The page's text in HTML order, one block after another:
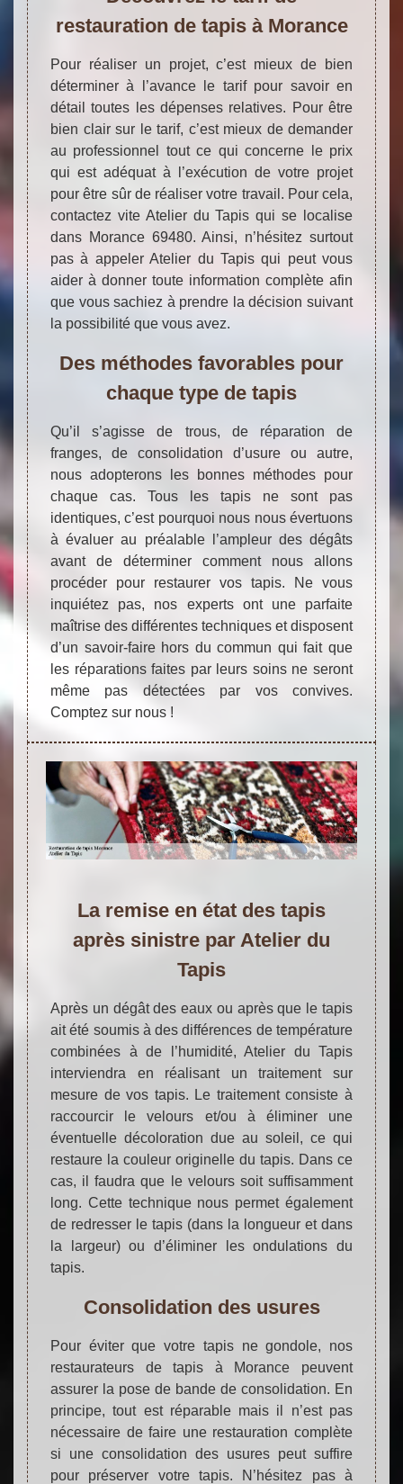
restauration de tapis à Morance
Pour réaliser un projet, c’est mieux de bien
déterminer à l’avance le tarif pour savoir en
détail toutes les dépenses relatives. Pour être
bien clair sur le tarif, c’est mieux de demander
au professionnel tout ce qui concerne le prix
qui est adéquat à l’exécution de votre projet
pour être sûr de réaliser votre travail. Pour cela,
contactez vite Atelier du Tapis qui se localise
dans Morance 69480. Ainsi, n’hésitez surtout
pas à appeler Atelier du Tapis qui peut vous
aider à donner toute information complète afin
que vous sachiez à prendre la décision suivant
la possibilité que vous avez.
Des méthodes favorables pour
chaque type de tapis
Qu’il s’agisse de trous, de réparation de
franges, de consolidation d’usure ou autre,
nous adopterons les bonnes méthodes pour
chaque cas. Tous les tapis ne sont pas
identiques, c’est pourquoi nous nous évertuons
à évaluer au préalable l’ampleur des dégâts
avant de déterminer comment nous allons
procéder pour restaurer vos tapis. Ne vous
inquiétez pas, nos experts ont une parfaite
maîtrise des différentes techniques et disposent
d’un savoir-faire hors du commun qui fait que
les réparations faites par leurs soins ne seront
même pas détectées par vos convives.
Comptez sur nous !
La remise en état des tapis
après sinistre par Atelier du
Tapis
Après un dégât des eaux ou après que le tapis
ait été soumis à des différences de température
combinées à de l’humidité, Atelier du Tapis
interviendra en réalisant un traitement sur
mesure de vos tapis. Le traitement consiste à
raccourcir le velours et/ou à éliminer une
éventuelle décoloration due au soleil, ce qui
restaure la couleur originelle du tapis. Dans ce
cas, il faudra que le velours soit suffisamment
long. Cette technique nous permet également
de redresser le tapis (dans la longueur et dans
la largeur) ou d’éliminer les ondulations du
tapis.
Consolidation des usures
Pour éviter que votre tapis ne gondole, nos
restaurateurs de tapis à Morance peuvent
assurer la pose de bande de consolidation. En
principe, tout est réparable mais il n’est pas
nécessaire de faire une restauration complète
si une consolidation des usures peut suffire
pour préserver votre tapis. N’hésitez pas à